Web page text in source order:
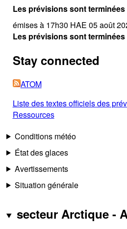
Les prévisions sont
émises à 17h30 HAE 05 août
Les prévisions sont
Stay connected
ATOM
Liste des textes officiels des
Ressources
Conditions météo
État des glaces
Avertissements
Situation générale
secteur Arctique -